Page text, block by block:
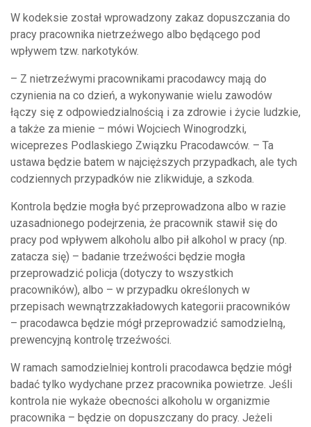
W kodeksie został wprowadzony zakaz dopuszczania do
pracy pracownika nietrzeźwego albo będącego pod
wpływem tzw. narkotyków.
– Z nietrzeźwymi pracownikami pracodawcy mają do
czynienia na co dzień, a wykonywanie wielu zawodów
łączy się z odpowiedzialnością i za zdrowie i życie ludzkie,
a także za mienie – mówi Wojciech Winogrodzki,
wiceprezes Podlaskiego Związku Pracodawców. – Ta
ustawa będzie batem w najcięższych przypadkach, ale tych
codziennych przypadków nie zlikwiduje, a szkoda.
Kontrola będzie mogła być przeprowadzona albo w razie
uzasadnionego podejrzenia, że pracownik stawił się do
pracy pod wpływem alkoholu albo pił alkohol w pracy (np.
zatacza się) – badanie trzeźwości będzie mogła
przeprowadzić policja (dotyczy to wszystkich
pracowników), albo – w przypadku określonych w
przepisach wewnątrzzakładowych kategorii pracowników
– pracodawca będzie mógł przeprowadzić samodzielną,
prewencyjną kontrolę trzeźwości.
W ramach samodzielniej kontroli pracodawca będzie mógł
badać tylko wydychane przez pracownika powietrze. Jeśli
kontrola nie wykaże obecności alkoholu w organizmie
pracownika – będzie on dopuszczany do pracy. Jeżeli